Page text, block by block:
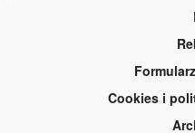
Cookies i